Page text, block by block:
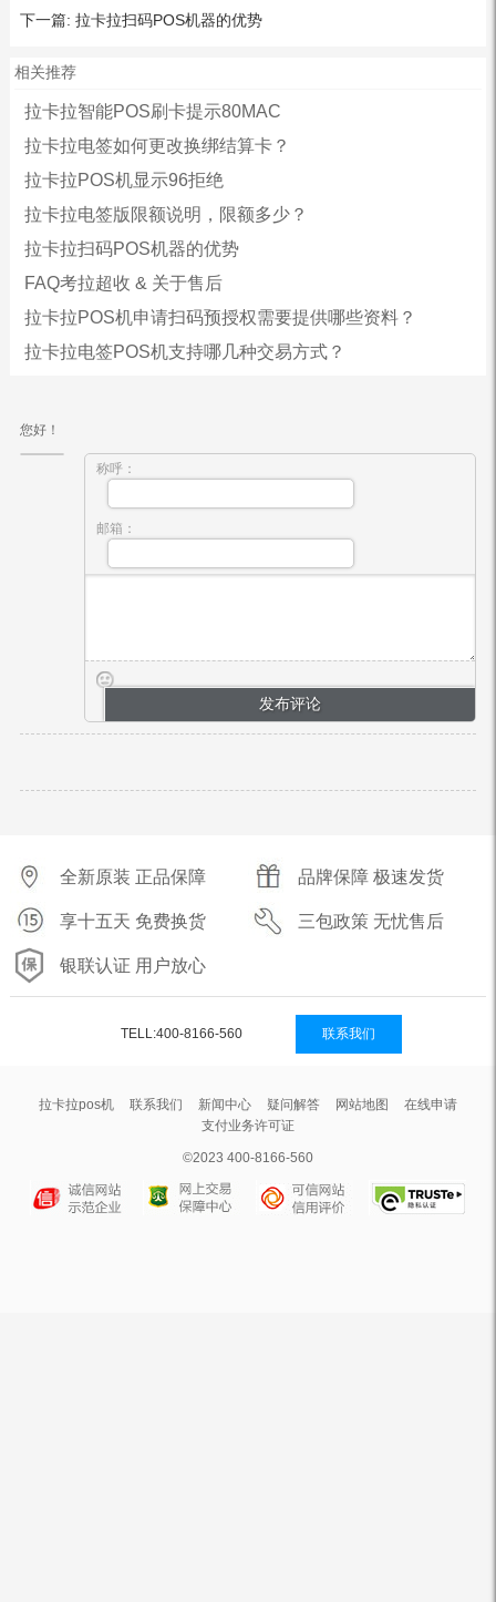
下一篇: 拉卡拉扫码POS机器的优势
相关推荐
拉卡拉智能POS刷卡提示80MAC
拉卡拉电签如何更改换绑结算卡？
拉卡拉POS机显示96拒绝
拉卡拉电签版限额说明，限额多少？
拉卡拉扫码POS机器的优势
FAQ考拉超收 & 关于售后
拉卡拉POS机申请扫码预授权需要提供哪些资料？
拉卡拉电签POS机支持哪几种交易方式？
您好！
称呼：
邮箱：
全新原装 正品保障 品牌保障 极速发货
享十五天 免费换货 三包政策 无忧售后
银联认证 用户放心
TELL:400-8166-560 联系我们
拉卡拉pos机 联系我们 新闻中心 疑问解答 网站地图
在线申请
支付业务许可证
©2023 400-8166-560